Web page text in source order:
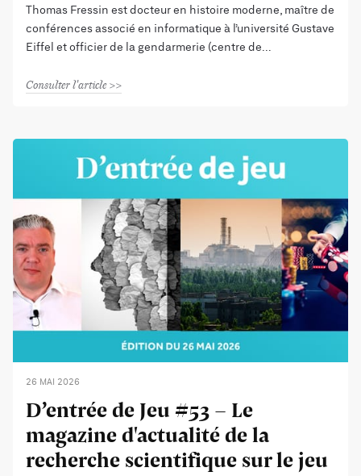
Thomas Fressin est docteur en histoire moderne, maître de
conférences associé en informatique à l’université Gustave
Eiffel et officier de la gendarmerie (centre de
Consulter l'article
26 MAI 2026
D’entrée de Jeu #53 - Le
magazine d'actualité de la
recherche scientifique sur le jeu